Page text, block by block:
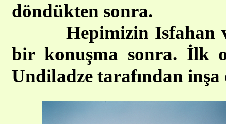
döndükten sonra.
Hepimizin Isfahan ve
bir konuşma sonra. İlk
Undiladze tarafından